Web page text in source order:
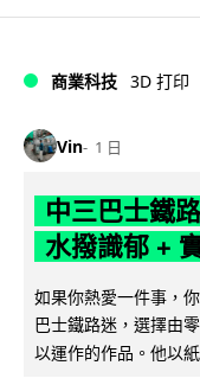
商業科技 3D 打印
Vin 1 日
中三巴士鐵
水撥識郁 +
如果你熱愛一件事，
巴士鐵路迷，選擇由
以運作的作品。他以